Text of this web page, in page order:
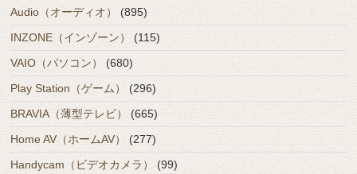
Audio（オーディオ）
(895)
INZONE（インゾーン）
(115)
VAIO（パソコン）
(680)
Play Station（ゲーム）
(296)
BRAVIA（薄型テレビ）
(665)
Home AV（ホームAV）
(277)
Handycam（ビデオカメラ）
(99)